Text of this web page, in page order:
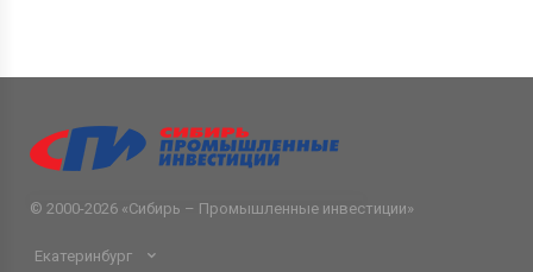
© 2000-2026 «Сибирь – Промышленные инвестиции»
Екатеринбург